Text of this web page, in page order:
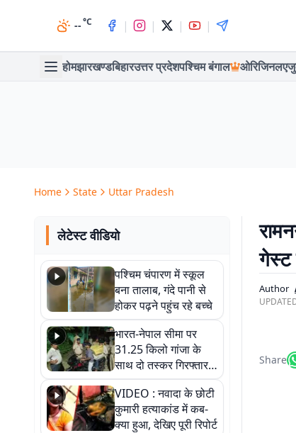
--°C | | | |
होमझारखण्डबिहारउत्तर प्रदेशपश्चिम बंगाल ओरिजिनल
Home State Uttar Pradesh
लेटेस्ट वीडियो
पश्चिम चंपारण में स्कूल
बना तालाब, गंदे पानी से
होकर पढ़ने पहुंच रहे बच्चे
भारत-नेपाल सीमा पर
31.25 किलो गांजा के
साथ दो तस्कर गिरफ्तार,
नेपाली नंबर की बाइक
जब्त
VIDEO : नवादा के छोटी
कुमारी हत्याकांड में कब-
क्या हुआ, देखिए पूरी रिपोर्ट
गेस्ट
Author
Share